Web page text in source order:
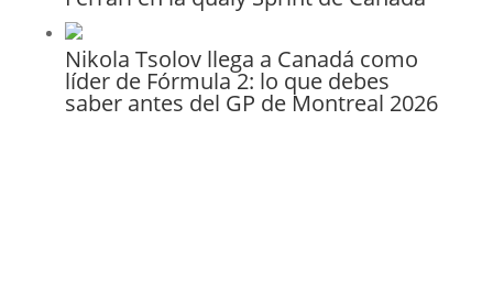
Nikola Tsolov llega a Canadá como
líder de Fórmula 2: lo que debes
saber antes del GP de Montreal 2026